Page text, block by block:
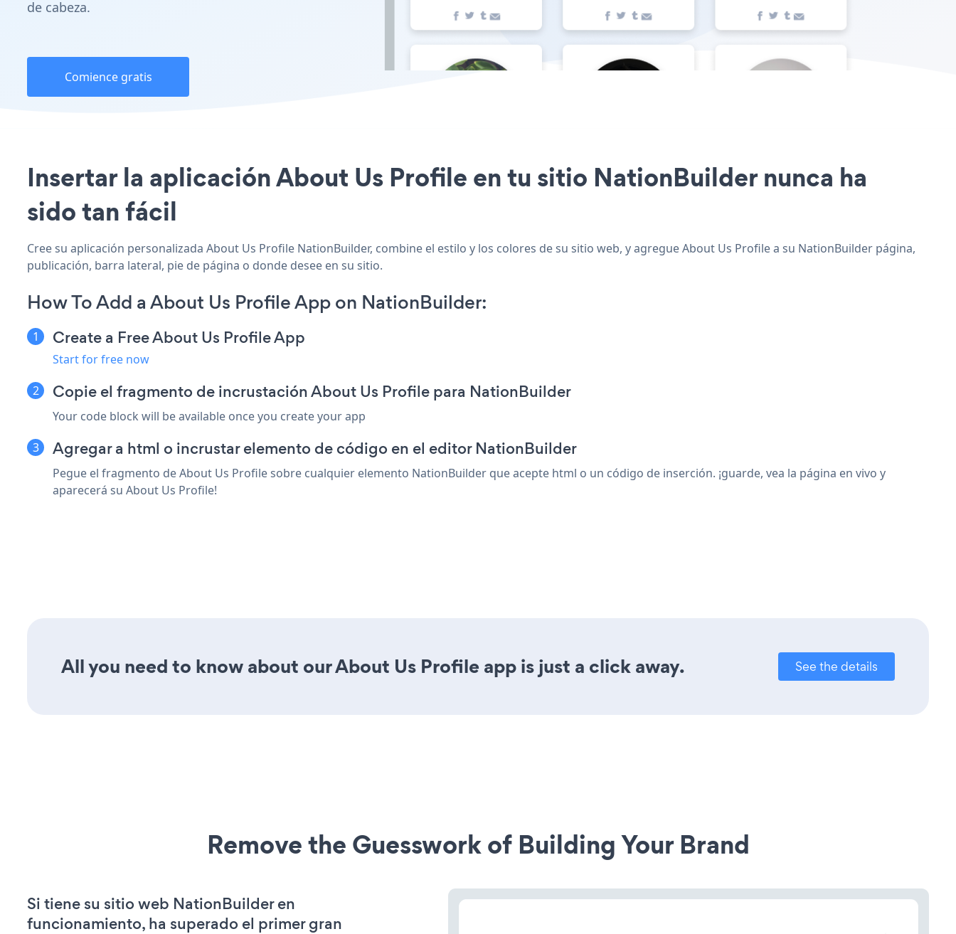
de cabeza.
Comience gratis
Insertar la aplicación About Us Profile en tu sitio NationBuilder nunca ha
sido tan fácil
Cree su aplicación personalizada About Us Profile NationBuilder, combine el estilo y los colores de su sitio web, y agregue About Us Profile a su NationBuilder página,
publicación, barra lateral, pie de página o donde desee en su sitio.
How To Add a About Us Profile App on NationBuilder:
Create a Free About Us Profile App
Start for free now
Copie el fragmento de incrustación About Us Profile para NationBuilder
Your code block will be available once you create your app
Agregar a html o incrustar elemento de código en el editor NationBuilder
Pegue el fragmento de About Us Profile sobre cualquier elemento NationBuilder que acepte html o un código de inserción. ¡guarde, vea la página en vivo y
aparecerá su About Us Profile!
All you need to know about our About Us Profile app is just a click away. See the details
Remove the Guesswork of Building Your Brand
Si tiene su sitio web NationBuilder en
funcionamiento, ha superado el primer gran